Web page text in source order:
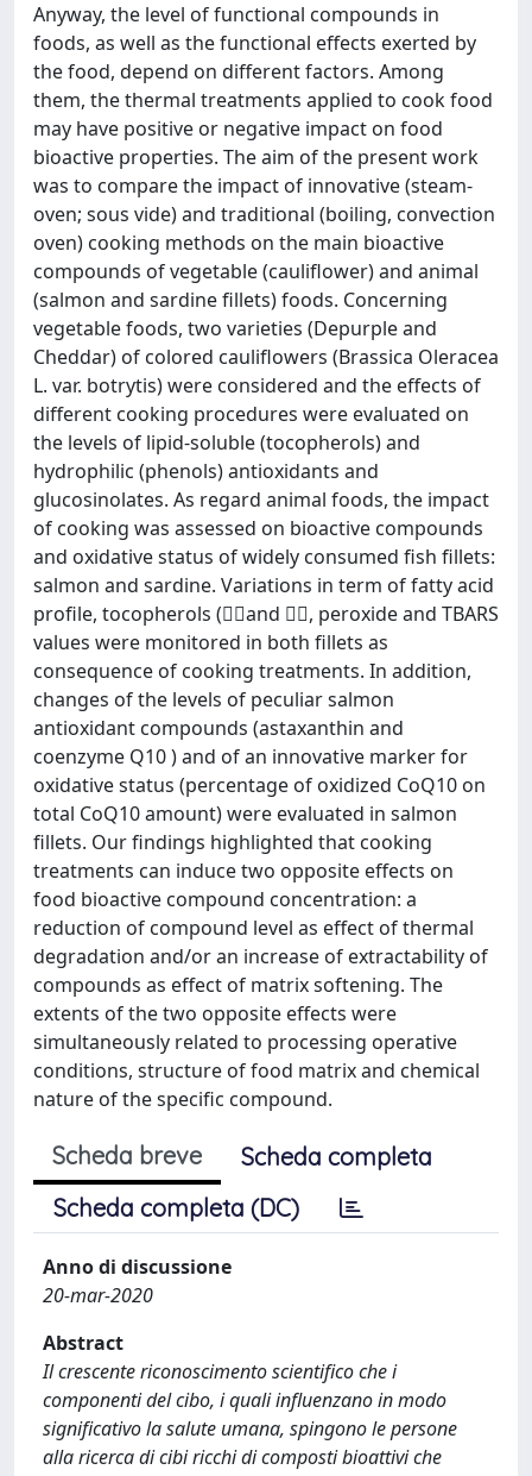
Anyway, the level of functional compounds in
foods, as well as the functional effects exerted by
the food, depend on different factors. Among
them, the thermal treatments applied to cook food
may have positive or negative impact on food
bioactive properties. The aim of the present work
was to compare the impact of innovative (steam-
oven; sous vide) and traditional (boiling, convection
oven) cooking methods on the main bioactive
compounds of vegetable (cauliflower) and animal
(salmon and sardine fillets) foods. Concerning
vegetable foods, two varieties (Depurple and
Cheddar) of colored cauliflowers (Brassica Oleracea
L. var. botrytis) were considered and the effects of
different cooking procedures were evaluated on
the levels of lipid-soluble (tocopherols) and
hydrophilic (phenols) antioxidants and
glucosinolates. As regard animal foods, the impact
of cooking was assessed on bioactive compounds
and oxidative status of widely consumed fish fillets:
salmon and sardine. Variations in term of fatty acid
profile, tocopherols (and , peroxide and TBARS
values were monitored in both fillets as
consequence of cooking treatments. In addition,
changes of the levels of peculiar salmon
antioxidant compounds (astaxanthin and
coenzyme Q10 ) and of an innovative marker for
oxidative status (percentage of oxidized CoQ10 on
total CoQ10 amount) were evaluated in salmon
fillets. Our findings highlighted that cooking
treatments can induce two opposite effects on
food bioactive compound concentration: a
reduction of compound level as effect of thermal
degradation and/or an increase of extractability of
compounds as effect of matrix softening. The
extents of the two opposite effects were
simultaneously related to processing operative
conditions, structure of food matrix and chemical
nature of the specific compound.
Scheda breve
Scheda completa
Scheda completa (DC)
Anno di discussione
20-mar-2020
Abstract
Il crescente riconoscimento scientifico che i
componenti del cibo, i quali influenzano in modo
significativo la salute umana, spingono le persone
alla ricerca di cibi ricchi di composti bioattivi che